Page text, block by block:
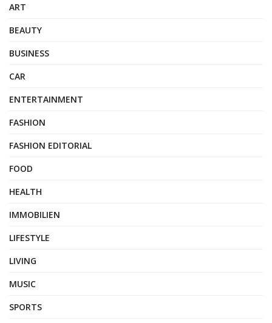
ART
BEAUTY
BUSINESS
CAR
ENTERTAINMENT
FASHION
FASHION EDITORIAL
FOOD
HEALTH
IMMOBILIEN
LIFESTYLE
LIVING
MUSIC
SPORTS